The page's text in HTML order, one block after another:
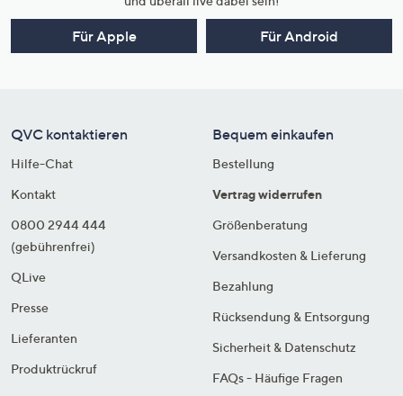
Für Apple Für Android
QVC kontaktieren
Hilfe-Chat
Kontakt
0800 2944 444
(gebührenfrei)
QLive
Presse
Lieferanten
Produktrückruf
Bequem einkaufen
Bestellung
Vertrag widerrufen
Größenberatung
Versandkosten & Lieferung
Bezahlung
Rücksendung & Entsorgung
Sicherheit & Datenschutz
FAQs - Häufige Fragen